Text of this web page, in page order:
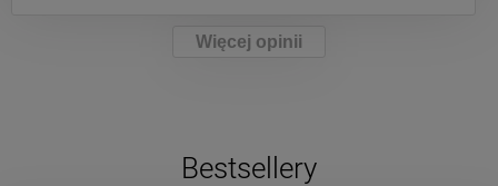
Więcej opinii
Bestsellery